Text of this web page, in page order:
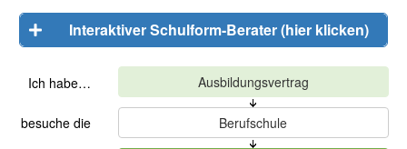
Interaktiver Schulform-Berater (hier klicken)
Ich habe…
besuche die